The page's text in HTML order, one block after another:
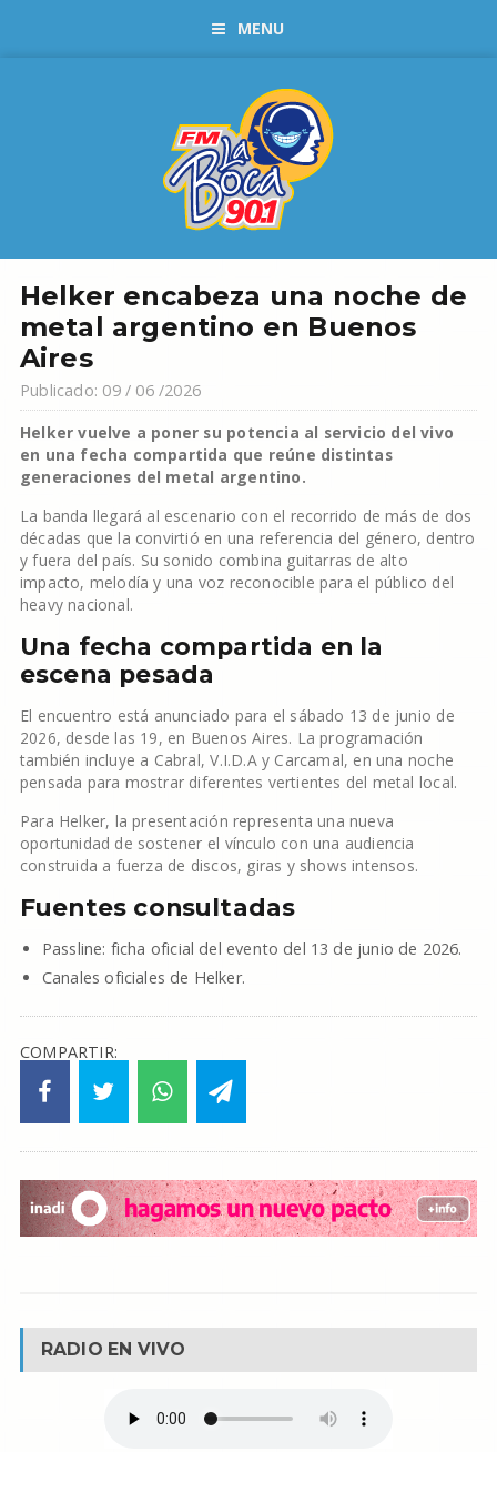
MENU
Helker encabeza una noche de
metal argentino en Buenos
Aires
Publicado: 09 / 06 /2026
Helker vuelve a poner su potencia al servicio del vivo
en una fecha compartida que reúne distintas
generaciones del metal argentino.
La banda llegará al escenario con el recorrido de más de dos
décadas que la convirtió en una referencia del género, dentro
y fuera del país. Su sonido combina guitarras de alto
impacto, melodía y una voz reconocible para el público del
heavy nacional.
Una fecha compartida en la
escena pesada
El encuentro está anunciado para el sábado 13 de junio de
2026, desde las 19, en Buenos Aires. La programación
también incluye a Cabral, V.I.D.A y Carcamal, en una noche
pensada para mostrar diferentes vertientes del metal local.
Para Helker, la presentación representa una nueva
oportunidad de sostener el vínculo con una audiencia
construida a fuerza de discos, giras y shows intensos.
Fuentes consultadas
Passline: ficha oficial del evento del 13 de junio de 2026.
Canales oficiales de Helker.
COMPARTIR:
RADIO EN VIVO